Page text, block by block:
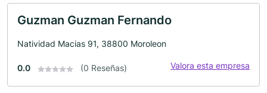
Guzman Guzman Fernando
Natividad Macias 91, 38800 Moroleon
0.0 (0 Reseñas) Valora esta empresa